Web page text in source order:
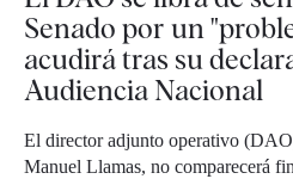
Senado por un
acudirá tras su
Audiencia Nacional
El director adjunto operativo
Manuel Llamas, no comparecerá